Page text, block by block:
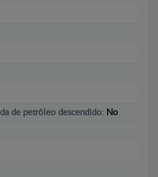
de petróleo descendido: No